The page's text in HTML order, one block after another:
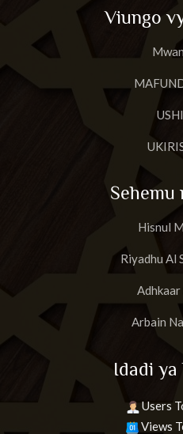
Viungo
Sehemu
Hisnul
Riyadhu Al
Adhkaar
Arbain
Idadi ya
Users
Views